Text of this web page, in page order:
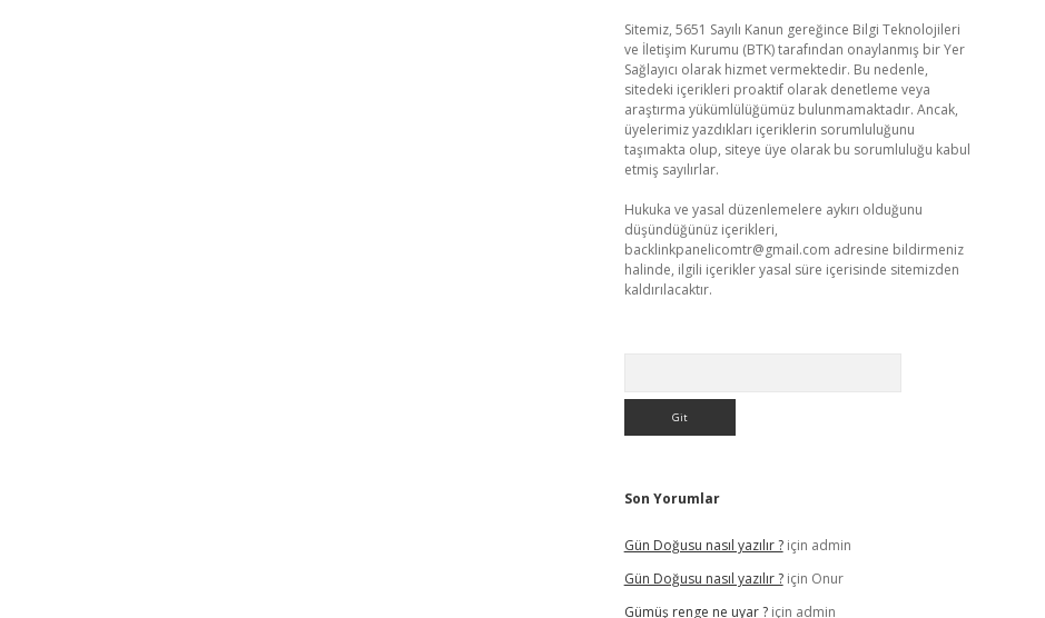
Sitemiz, 5651 Sayılı Kanun gereğince Bilgi Teknolojileri
ve İletişim Kurumu (BTK) tarafından onaylanmış bir Yer
Sağlayıcı olarak hizmet vermektedir. Bu nedenle,
sitedeki içerikleri proaktif olarak denetleme veya
araştırma yükümlülüğümüz bulunmamaktadır. Ancak,
üyelerimiz yazdıkları içeriklerin sorumluluğunu
taşımakta olup, siteye üye olarak bu sorumluluğu kabul
etmiş sayılırlar.
Hukuka ve yasal düzenlemelere aykırı olduğunu
düşündüğünüz içerikleri,
backlinkpanelicomtr@gmail.com adresine bildirmeniz
halinde, ilgili içerikler yasal süre içerisinde sitemizden
kaldırılacaktır.
Son Yorumlar
Gün Doğusu nasıl yazılır ?için admin
Gün Doğusu nasıl yazılır ?için Onur
Gümüş renge ne uyar ?için admin